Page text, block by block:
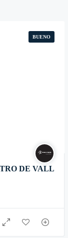
BUENO
DE VALL